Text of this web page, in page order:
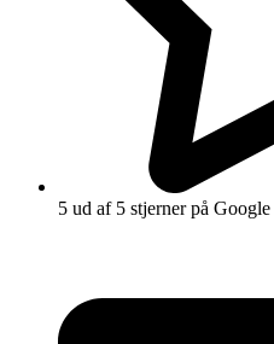
5 ud af 5 stjerner på Google